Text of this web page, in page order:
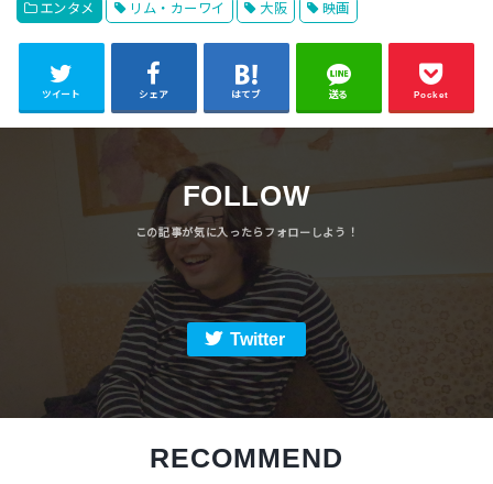
エンタメ リム・カーワイ 大阪 映画
ツイート シェア はてブ 送る Pocket
FOLLOW
Twitter
RECOMMEND